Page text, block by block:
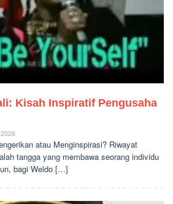
Kisah Inspiratif Pengusaha
atau Menginspirasi? Riwayat
tangga yang membawa seorang individu
bagi Weldo […]